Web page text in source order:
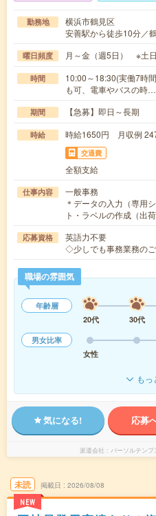
勤務地
横浜市鶴見区
安善駅から徒歩10分／
曜日頻度 月～金（週5日） ※土
時間
10:00～18:30(実働7時
も可、電車やバスの時…
期間 【急募】即日～長期
時給 時給1650円 月収例
交通費
全額支給
仕事内容
一般事務
＊データの入力（専用
ト・ラベルの作成（出
応募資格
英語力不要
◇少しでも事務業務の
職場の雰囲気
年齢層
20代
30代
男女比率
女性
もっ
気になる! 応募
派遣会社 パーソルテン
未読
NEW
掲載日 2026/08/08